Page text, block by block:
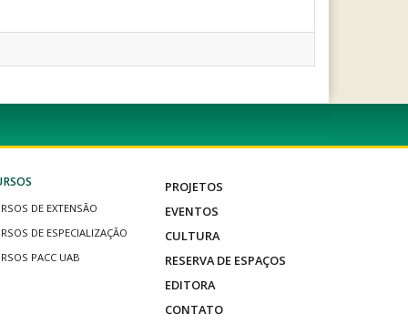
DE EXTENSÃO
DE ESPECIALIZAÇÃO
PACC UAB
PROJETOS
EVENTOS
CULTURA
RESERVA DE ESPAÇOS
EDITORA
CONTATO